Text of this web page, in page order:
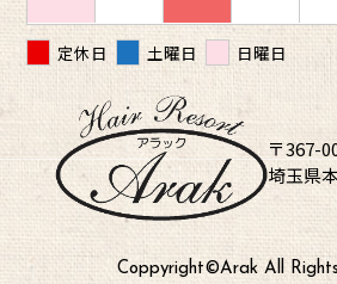
定休日 土曜日 日曜日
〒367-
埼玉県
Coppyright©︎Arak All